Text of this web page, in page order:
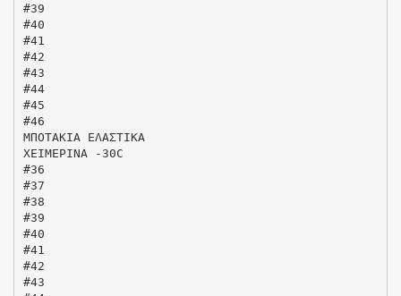
#39
#40
#41
#42
#43
#44
#45
#46
ΜΠΟΤΑΚΙΑ ΕΛΑΣΤΙΚΑ
ΧΕΙΜΕΡΙΝΑ -30C
#36
#37
#38
#39
#40
#41
#42
#43